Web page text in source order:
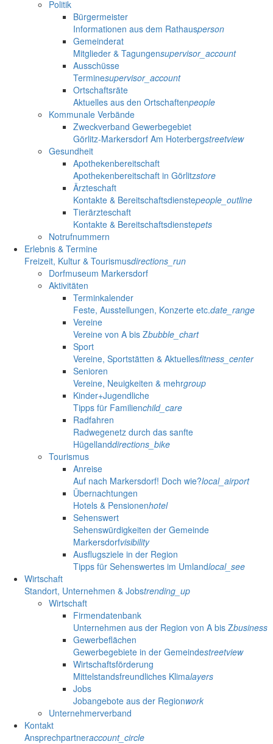
Politik
Bürgermeister
Informationen aus dem Rathausperson
Gemeinderat
Mitglieder & Tagungensupervisor_account
Ausschüsse
Terminesupervisor_account
Ortschaftsräte
Aktuelles aus den Ortschaftenpeople
Kommunale Verbände
Zweckverband Gewerbegebiet
Görlitz-Markersdorf Am Hoterbergstreetview
Gesundheit
Apothekenbereitschaft
Apothekenbereitschaft in Görlitzstore
Ärzteschaft
Kontakte & Bereitschaftsdienstepeople_outline
Tierärzteschaft
Kontakte & Bereitschaftsdienstepets
Notrufnummern
Erlebnis & Termine
Freizeit, Kultur & Tourismusdirections_run
Dorfmuseum Markersdorf
Aktivitäten
Terminkalender
Feste, Ausstellungen, Konzerte etc.date_range
Vereine
Vereine von A bis Zbubble_chart
Sport
Vereine, Sportstätten & Aktuellesfitness_center
Senioren
Vereine, Neuigkeiten & mehrgroup
Kinder+Jugendliche
Tipps für Familienchild_care
Radfahren
Radwegenetz durch das sanfte
Hügellanddirections_bike
Tourismus
Anreise
Auf nach Markersdorf! Doch wie?local_airport
Übernachtungen
Hotels & Pensionenhotel
Sehenswert
Sehenswürdigkeiten der Gemeinde
Markersdorfvisibility
Ausflugsziele in der Region
Tipps für Sehenswertes im Umlandlocal_see
Wirtschaft
Standort, Unternehmen & Jobstrending_up
Wirtschaft
Firmendatenbank
Unternehmen aus der Region von A bis Zbusiness
Gewerbeflächen
Gewerbegebiete in der Gemeindestreetview
Wirtschaftsförderung
Mittelstandsfreundliches Klimalayers
Jobs
Jobangebote aus der Regionwork
Unternehmerverband
Kontakt
Ansprechpartneraccount_circle